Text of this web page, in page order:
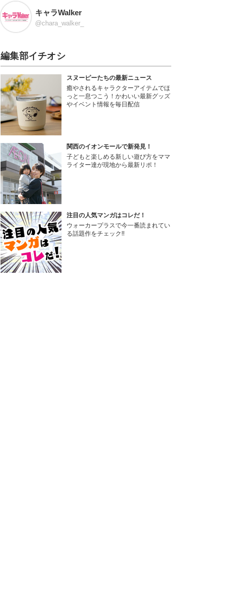
キャラWalker
@chara_walker_
編集部イチオシ
スヌーピーたちの最新ニュース
癒やされるキャラクターアイテムでほ
っと一息つこう！かわいい最新グッズ
やイベント情報を毎日配信
関西のイオンモールで新発見！
子どもと楽しめる新しい遊び方をママ
ライター達が現地から最新リポ！
注目の人気マンガはコレだ！
ウォーカープラスで今一番読まれてい
る話題作をチェック!!